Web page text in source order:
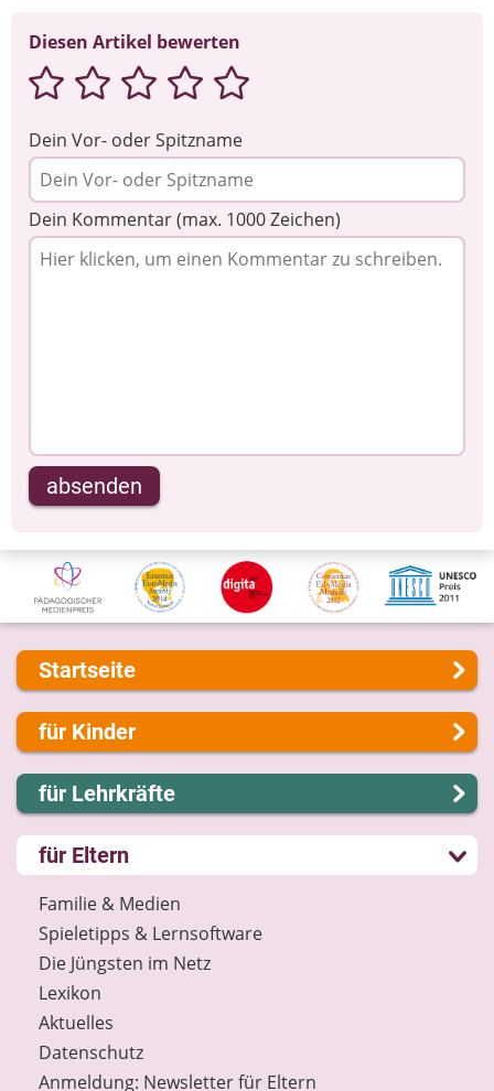
Diesen Artikel bewerten
Dein Vor- oder Spitzname
Dein Kommentar (max. 1000 Zeichen)
absenden
Startseite
Über uns
Presse
Kontakt
Impressum
Internet-ABC Sitemap
Barrierefreiheit
Länderprojekte
für Kinder
Lernen und Schule
Hobby und Freizeit
Spiel und Spaß
Mitreden und Mitmachen
Lexikon
Datenschutz
Newsletter
für Lehrkräfte
Lernmodule
Unterrichts­materialien
Internet-ABC-Schule
Praxishilfen
Aktuelles
Materialbestellung
Lexikon
Datenschutz
Newsletter
für Eltern
Familie & Medien
Spieletipps & Lernsoftware
Die Jüngsten im Netz
Lexikon
Aktuelles
Datenschutz
Anmeldung: Newsletter für Eltern